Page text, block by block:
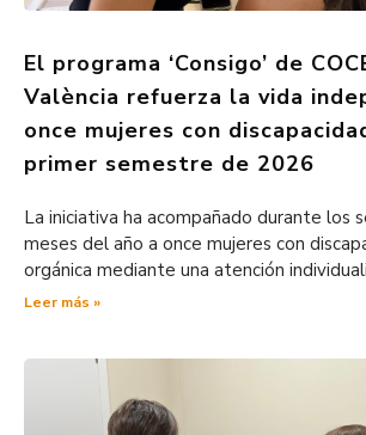
El programa ‘Consigo’ de
València refuerza la vida
once mujeres con
primer semestre de 2026
La iniciativa ha acompañado durante los
meses del año a once mujeres con
orgánica mediante una atención
Leer más »